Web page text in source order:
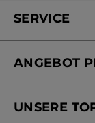
SERVICE
Mein Konto
Online Preisliste
ANGEBOT
Versandhandel
UNSERE